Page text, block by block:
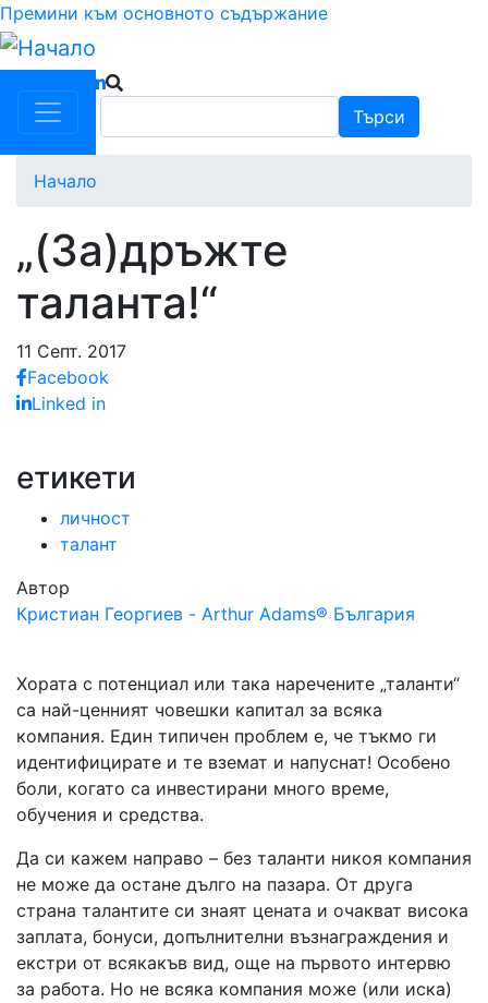
Премини към основното съдържание
Търси
Начало
„(За)дръжте
таланта!“
11 Септ. 2017
Facebook
Linked in
етикети
личност
талант
Автор
Кристиан Георгиев - Arthur Adams® България
Хората с потенциал или така наречените „таланти“
са най-ценният човешки капитал за всяка
компания. Един типичен проблем е, че тъкмо ги
идентифицирате и те вземат и напуснат! Особено
боли, когато са инвестирани много време,
обучения и средства.
Да си кажем направо – без таланти никоя компания
не може да остане дълго на пазара. От друга
страна талантите си знаят цената и очакват висока
заплата, бонуси, допълнителни възнаграждения и
екстри от всякакъв вид, още на първото интервю
за работа. Но не всяка компания може (или иска)